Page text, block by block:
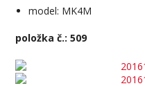
model: MK4M
položka č.: 509